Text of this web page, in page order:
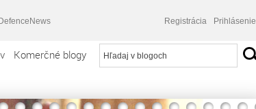
Registrácia Prihlásenie
Komerčné blogy